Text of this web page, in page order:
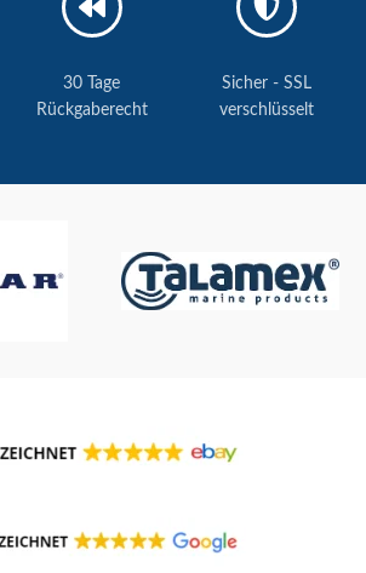
30 Tage
Rückgaberecht
Sicher - SSL
verschlüsselt